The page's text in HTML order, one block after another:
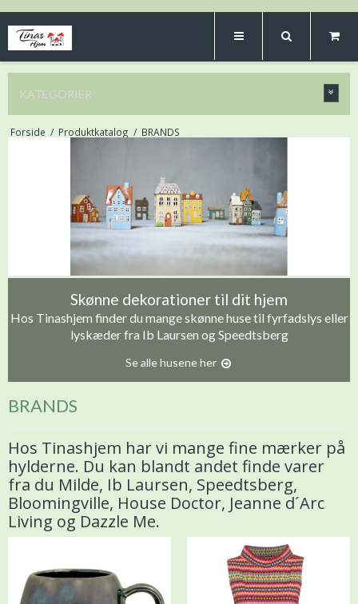
KATEGORIER
Forside / Produktkatalog / BRANDS
Skønne dekorationer til dit hjem
Hos Tinashjem finder du mange skønne huse til fyrfadslys eller
lyskæder fra Ib Laursen og Speedtsberg
Se alle husene her
BRANDS
Hos Tinashjem har vi mange fine mærker på
hylderne. Du kan blandt andet finde varer
fra du Milde, Ib Laursen, Speedtsberg,
Bloomingville, House Doctor, Jeanne d´Arc
Living og Dazzle Me.